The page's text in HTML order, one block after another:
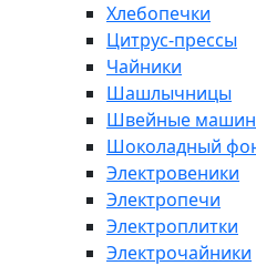
Хлебопечки
Цитрус-прессы
Чайники
Шашлычницы
Швейные
Шоколадный
Электровеники
Электропечи
Электроплитки
Электрочайники